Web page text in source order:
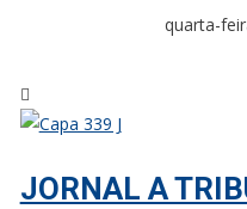
content
quarta-
JORNAL A